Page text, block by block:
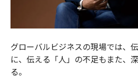
グローバルビジネスの現場では、
に、伝える「人」の不足もまた、
る。